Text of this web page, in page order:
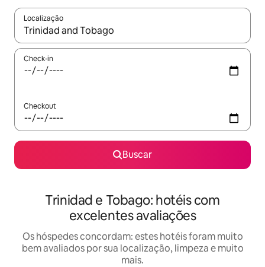
Localização
Quando os resultados estiverem disponíveis, explore-os
Check-in
Checkout
Buscar
Trinidad e Tobago: hotéis com
excelentes avaliações
Os hóspedes concordam: estes hotéis foram muito
bem avaliados por sua localização, limpeza e muito
mais.